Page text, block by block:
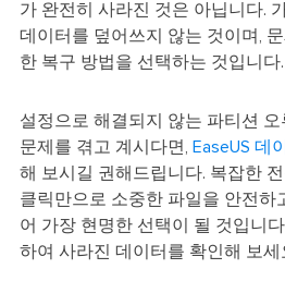
가 완전히 사라진 것은 아닙니다.
데이터를 덮어쓰지 않는 것이며,
한 복구 방법을 선택하는 것입니다.
설정으로 해결되지 않는 파티션
문제를 겪고 계시다면,
EaseUS 데
해 보시길 권해드립니다. 복잡한
클릭만으로 소중한 파일을 안전하
어 가장 현명한 선택이 될 것입니
하여 사라진 데이터를 확인해 보세